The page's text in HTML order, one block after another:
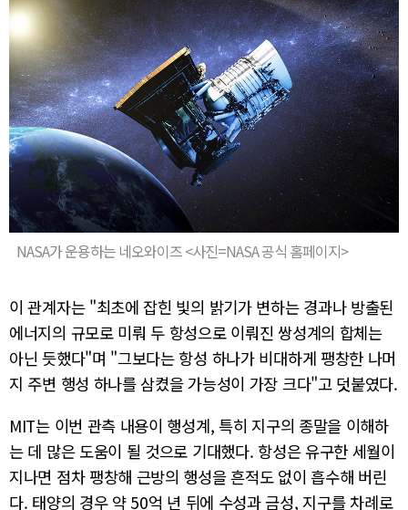
NASA가 운용하는 네오와이즈 <사진=NASA 공식 홈페이지>
이 관계자는 "최초에 잡힌 빛의 밝기가 변하는 경과나 방출된
에너지의 규모로 미뤄 두 항성으로 이뤄진 쌍성계의 합체는
아닌 듯했다"며 "그보다는 항성 하나가 비대하게 팽창한 나머
지 주변 행성 하나를 삼켰을 가능성이 가장 크다"고 덧붙였다.
MIT는 이번 관측 내용이 행성계, 특히 지구의 종말을 이해하
는 데 많은 도움이 될 것으로 기대했다. 항성은 유구한 세월이
지나면 점차 팽창해 근방의 행성을 흔적도 없이 흡수해 버린
다. 태양의 경우 약 50억 년 뒤에 수성과 금성, 지구를 차례로